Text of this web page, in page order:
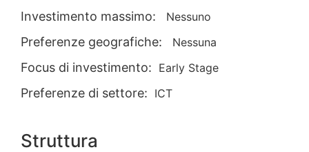
Investimento massimo: Nessuno
Preferenze geografiche: Nessuna
Focus di investimento: Early Stage
Preferenze di settore: ICT
Struttura